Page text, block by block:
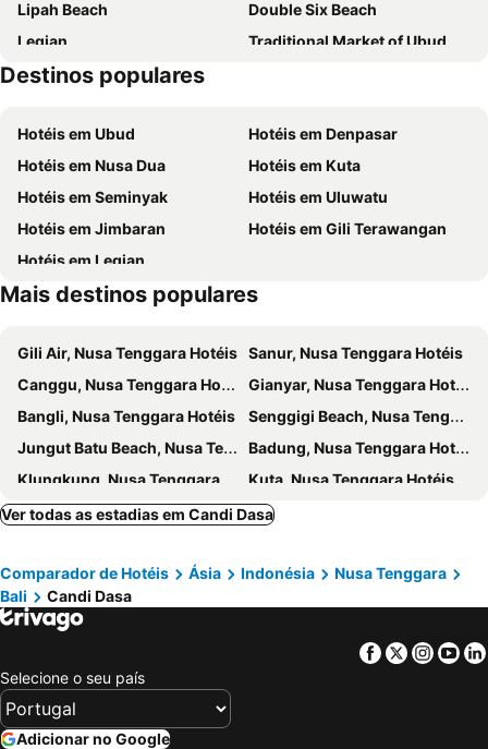
Lipah Beach
Double Six Beach
Legian
Traditional Market of Ubud
Sukawati Art Market
Pantai Blue Lagoon
Poppies Lane 2
Poppies Lane 1
Petitenget
Pantai Balina and Pantai Mendira
Bias Tugel Beach
Puri Taman Ujung
Tirta Gangga Water Palace
Taman Gili
Pura Besakih
Gunung Kawi
Sindhu
Sekar Jagat Boutique Spa & Salon
Destinos populares
Hotéis em Ubud
Hotéis em Denpasar
Hotéis em Nusa Dua
Hotéis em Kuta
Hotéis em Seminyak
Hotéis em Uluwatu
Hotéis em Jimbaran
Hotéis em Gili Terawangan
Hotéis em Legian
Mais destinos populares
Gili Air, Nusa Tenggara Hotéis Sanur, Nusa Tenggara Hotéis
Canggu, Nusa Tenggara Hotéis
Gianyar, Nusa Tenggara Hotéis
Bangli, Nusa Tenggara Hotéis
Senggigi Beach, Nusa Tenggara Hotéis
Jungut Batu Beach, Nusa Tenggara Hotéis
Badung, Nusa Tenggara Hotéis
Klungkung, Nusa Tenggara Hotéis
Kuta, Nusa Tenggara Hotéis
Gili Meno, Nusa Tenggara Hotéis
Tabanan, Nusa Tenggara Hotéis
Singaraja, Nusa Tenggara Hotéis
Karangasem, Nusa Tenggara Hotéis
Ungasan, Nusa Tenggara Hotéis
Mengwi, Nusa Tenggara Hotéis
Tulamben, Nusa Tenggara Hotéis
Labuan Bajo, Nusa Tenggara Hotéis
West Sumba, Nusa Tenggara Hotéis
Waikabubak, Nusa Tenggara Hotéis
Ruteng, Nusa Tenggara Hotéis
Ver todas as estadias em Candi Dasa
Comparador de Hotéis Ásia Indonésia
Nusa Tenggara
Bali
Candi Dasa
Facebook
Twitter
Selecione o seu país
Adicionar no Google